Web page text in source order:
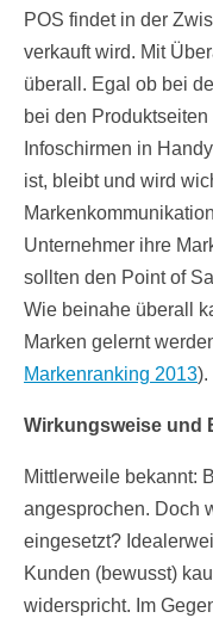
POS findet in der
verkauft wird. Mit
überall. Egal ob bei
bei den
Infoschirmen in
ist, bleibt und wird
Unternehmer ihre
sollten den Point of
Wie beinahe überall
Marken gelernt
Markenranking 2013).
Wirkungsweise und
Mittlerweile bekannt:
angesprochen. Doch
eingesetzt?
Kunden (bewusst)
widerspricht. Im